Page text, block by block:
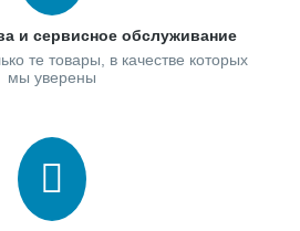
и сервисное обслуживание
те товары, в качестве которых
мы уверены